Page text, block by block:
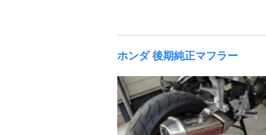
ホンダ 後期純正マフラー